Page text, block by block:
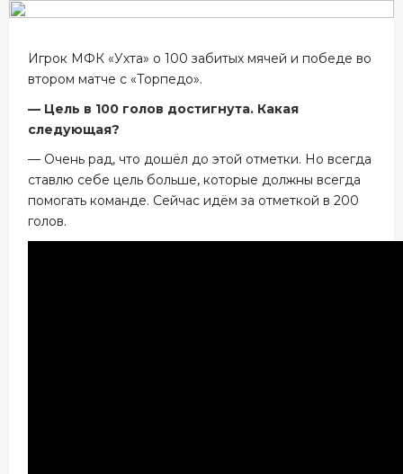
Игрок МФК «Ухта» о 100 забитых мячей и победе во
втором матче с «Торпедо».
— Цель в 100 голов достигнута. Какая
следующая?
— Очень рад, что дошёл до этой отметки. Но всегда
ставлю себе цель больше, которые должны всегда
помогать команде. Сейчас идём за отметкой в 200
голов.